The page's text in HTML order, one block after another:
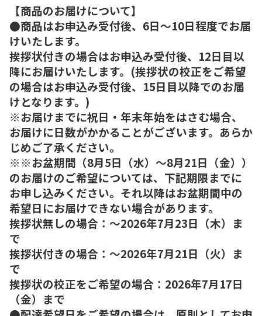
【商品のお届けについて】
●商品はお申込み受付後、6日～10日程度でお届
けいたします。
挨拶状付きの場合はお申込み受付後、12日目以
降にお届けいたします。(挨拶状の校正をご希望
の場合はお申込み受付後、15日目以降でのお届
けとなります。)
※お届けまでに祝日・年末年始をはさむ場合、
お届けに日数がかかることがございます。あらか
じめご了承ください。
※※お盆期間（8月5日（水）～8月21日（金））
のお届けのご希望については、下記期限までに
お申し込みください。それ以降はお盆期間中の
希望日にお届けできない場合があります。
挨拶状無しの場合：～2026年7月23日（木）ま
で
挨拶状付きの場合：～2026年7月21日（火）ま
で
挨拶状の校正をご希望の場合：2026年7月17日
（金）まで